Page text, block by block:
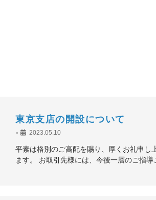
東京支店の開設について
• 2023.05.10
平素は格別のご高配を賜り、厚くお礼申
ます。 お取引先様には、今後一層のご指